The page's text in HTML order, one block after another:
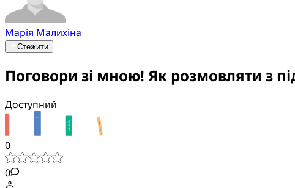
Марія Малихіна
Стежити
Поговори зі мною! Як розмовляти з
Доступний
0
0